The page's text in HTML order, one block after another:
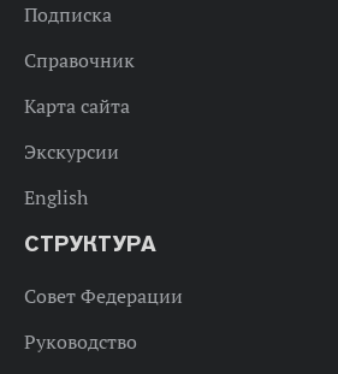
Подписка
Справочник
Карта сайта
Экскурсии
English
СТРУКТУРА
Совет Федерации
Руководство